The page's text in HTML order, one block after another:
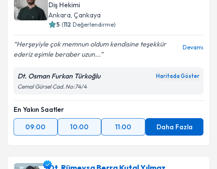
Diş Hekimi
Ankara, Çankaya
5 (112 Değerlendirme)
Herşeyiyle çok memnun oldum kendisine teşekkür
ederiz eşimle beraber uzun...
Devamı
Dt. Osman Furkan Türkoğlu Haritada Göster
Cemal Gürsel Cad. No:74/4
En Yakın Saatler
09:00
10:00 11:00 Daha Fazla